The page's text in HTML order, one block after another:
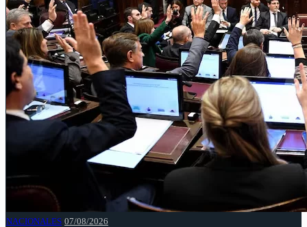
NACIONALES 07/08/2026